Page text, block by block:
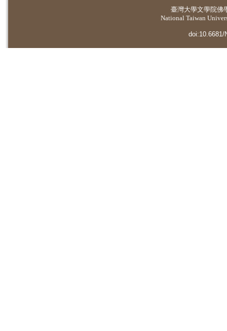
臺灣大學文學院佛
National Taiwan
doi:10.6681/